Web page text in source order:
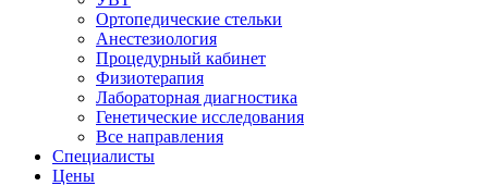
Ортопедические стельки
Анестезиология
Процедурный кабинет
Физиотерапия
Лабораторная диагностика
Генетические исследования
Все направления
Специалисты
Цены